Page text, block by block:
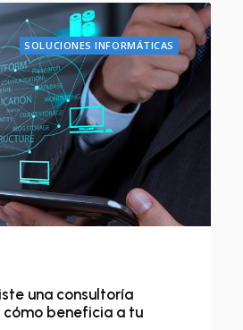
SOLUCIONES INFORMÁTICAS
una consultoría
beneficia a tu